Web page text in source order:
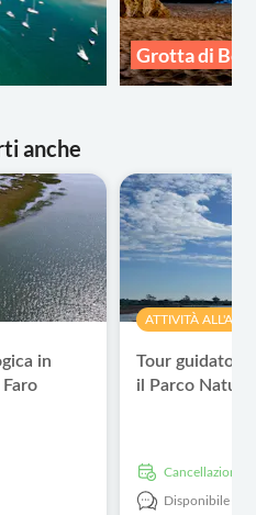
Grotta di
anche
in
ATTIVITÀ
Tour guidato
il Parco
Cancellazione
Disponibile in: